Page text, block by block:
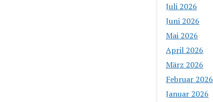
Juli 2026
Juni 2026
Mai 2026
April 2026
März 2026
Februar 2026
Januar 2026